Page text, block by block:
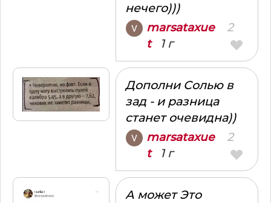
нечего)))
marsataxue
t1 г
2
Дополни Солью в
зад - и разница
станет очевидна))
marsataxue
t1 г
2
А может Это